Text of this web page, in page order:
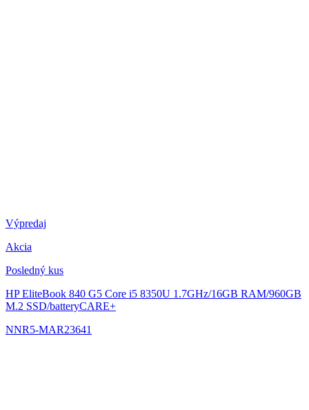
Výpredaj
Akcia
Posledný kus
HP EliteBook 840 G5 Core i5 8350U 1.7GHz/16GB RAM/960GB
M.2 SSD/batteryCARE+
NNR5-MAR23641